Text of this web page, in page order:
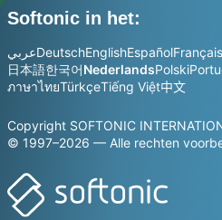
Softonic in het:
عربيDeutschEnglishEspañolFrançais
日本語한국어NederlandsPolski
ภาษาไทยTürkçeTiếng Việt中文
Copyright SOFTONIC
© 1997–2026 — Alle rechten